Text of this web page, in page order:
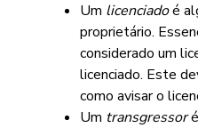
Um licenciadoé
proprietário.
considerado um
licenciado. Este
como avisar o
Um transgressor